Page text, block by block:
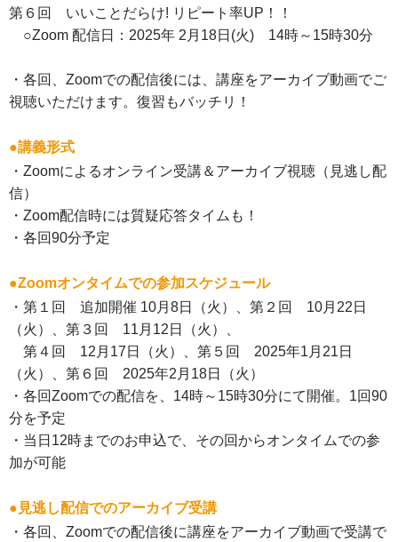
第６回 いいことだらけ! リピート率UP！！
○Zoom 配信日：2025年 2月18日(火) 14時～15時30分
・各回、Zoomでの配信後には、講座をアーカイブ動画でご
視聴いただけます。復習もバッチリ！
●講義形式
・Zoomによるオンライン受講＆アーカイブ視聴（見逃し配
信）
・Zoom配信時には質疑応答タイムも！
・各回90分予定
●Zoomオンタイムでの参加スケジュール
・第１回 追加開催 10月8日（火）、第２回 10月22日
（火）、第３回 11月12日（火）、
第４回 12月17日（火）、第５回 2025年1月21日
（火）、第６回 2025年2月18日（火）
・各回Zoomでの配信を、14時～15時30分にて開催。1回90
分を予定
・当日12時までのお申込で、その回からオンタイムでの参
加が可能
●見逃し配信でのアーカイブ受講
・各回、Zoomでの配信後に講座をアーカイブ動画で受講で